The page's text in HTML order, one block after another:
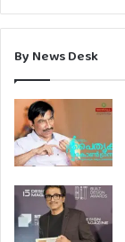
By News Desk